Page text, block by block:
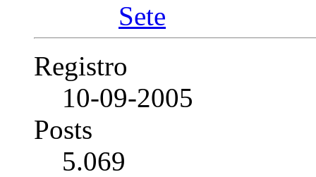
Registro
10-09-2005
Posts
5.069